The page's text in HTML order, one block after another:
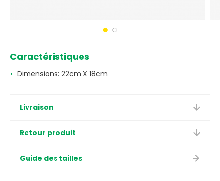
Caractéristiques
Dimensions: 22cm X 18cm
Livraison
Retour produit
Guide des tailles